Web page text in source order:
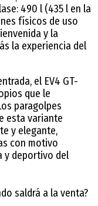
490 l (435 l en la
físicos de uso
y la
la experiencia del
el EV4 GT-
que le
paragolpes
esta variante
y elegante,
con motivo
y deportivo del
saldrá a la venta?